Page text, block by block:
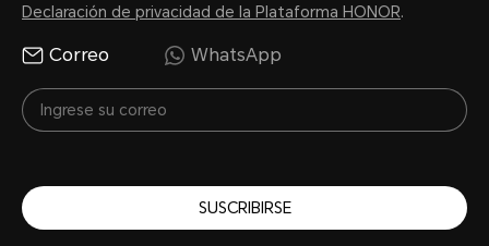
Declaración de privacidad de la Plataforma HONOR.
Correo WhatsApp
SUSCRIBIRSE